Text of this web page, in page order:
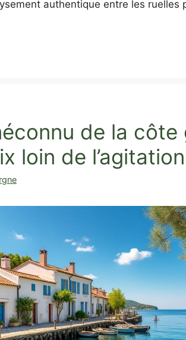
authentique entre les ruelles
de la côte
loin de